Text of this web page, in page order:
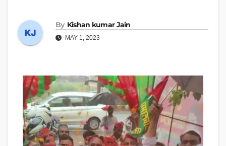
By Kishan kumar Jain
MAY 1, 2023